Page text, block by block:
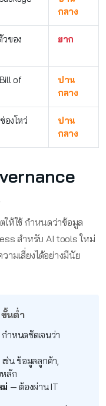
กลาง
ของ
ยาก
of
ปาน
กลาง
องโหว่
ปาน
กลาง
ห้ใช้ กำหนดว่าข้อมูล
สำหรับ AI tools ใหม่
ามเสี่ยงได้อย่างมีนัย
นต่ำ
ำหนดชัดเจนว่า
ช่น ข้อมูลลูกค้า,
ลัก
— ต้องผ่าน IT